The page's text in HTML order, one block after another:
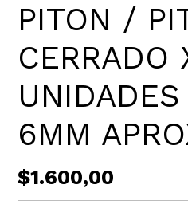
PITON /
CERRADO
6MM
$1.600,00